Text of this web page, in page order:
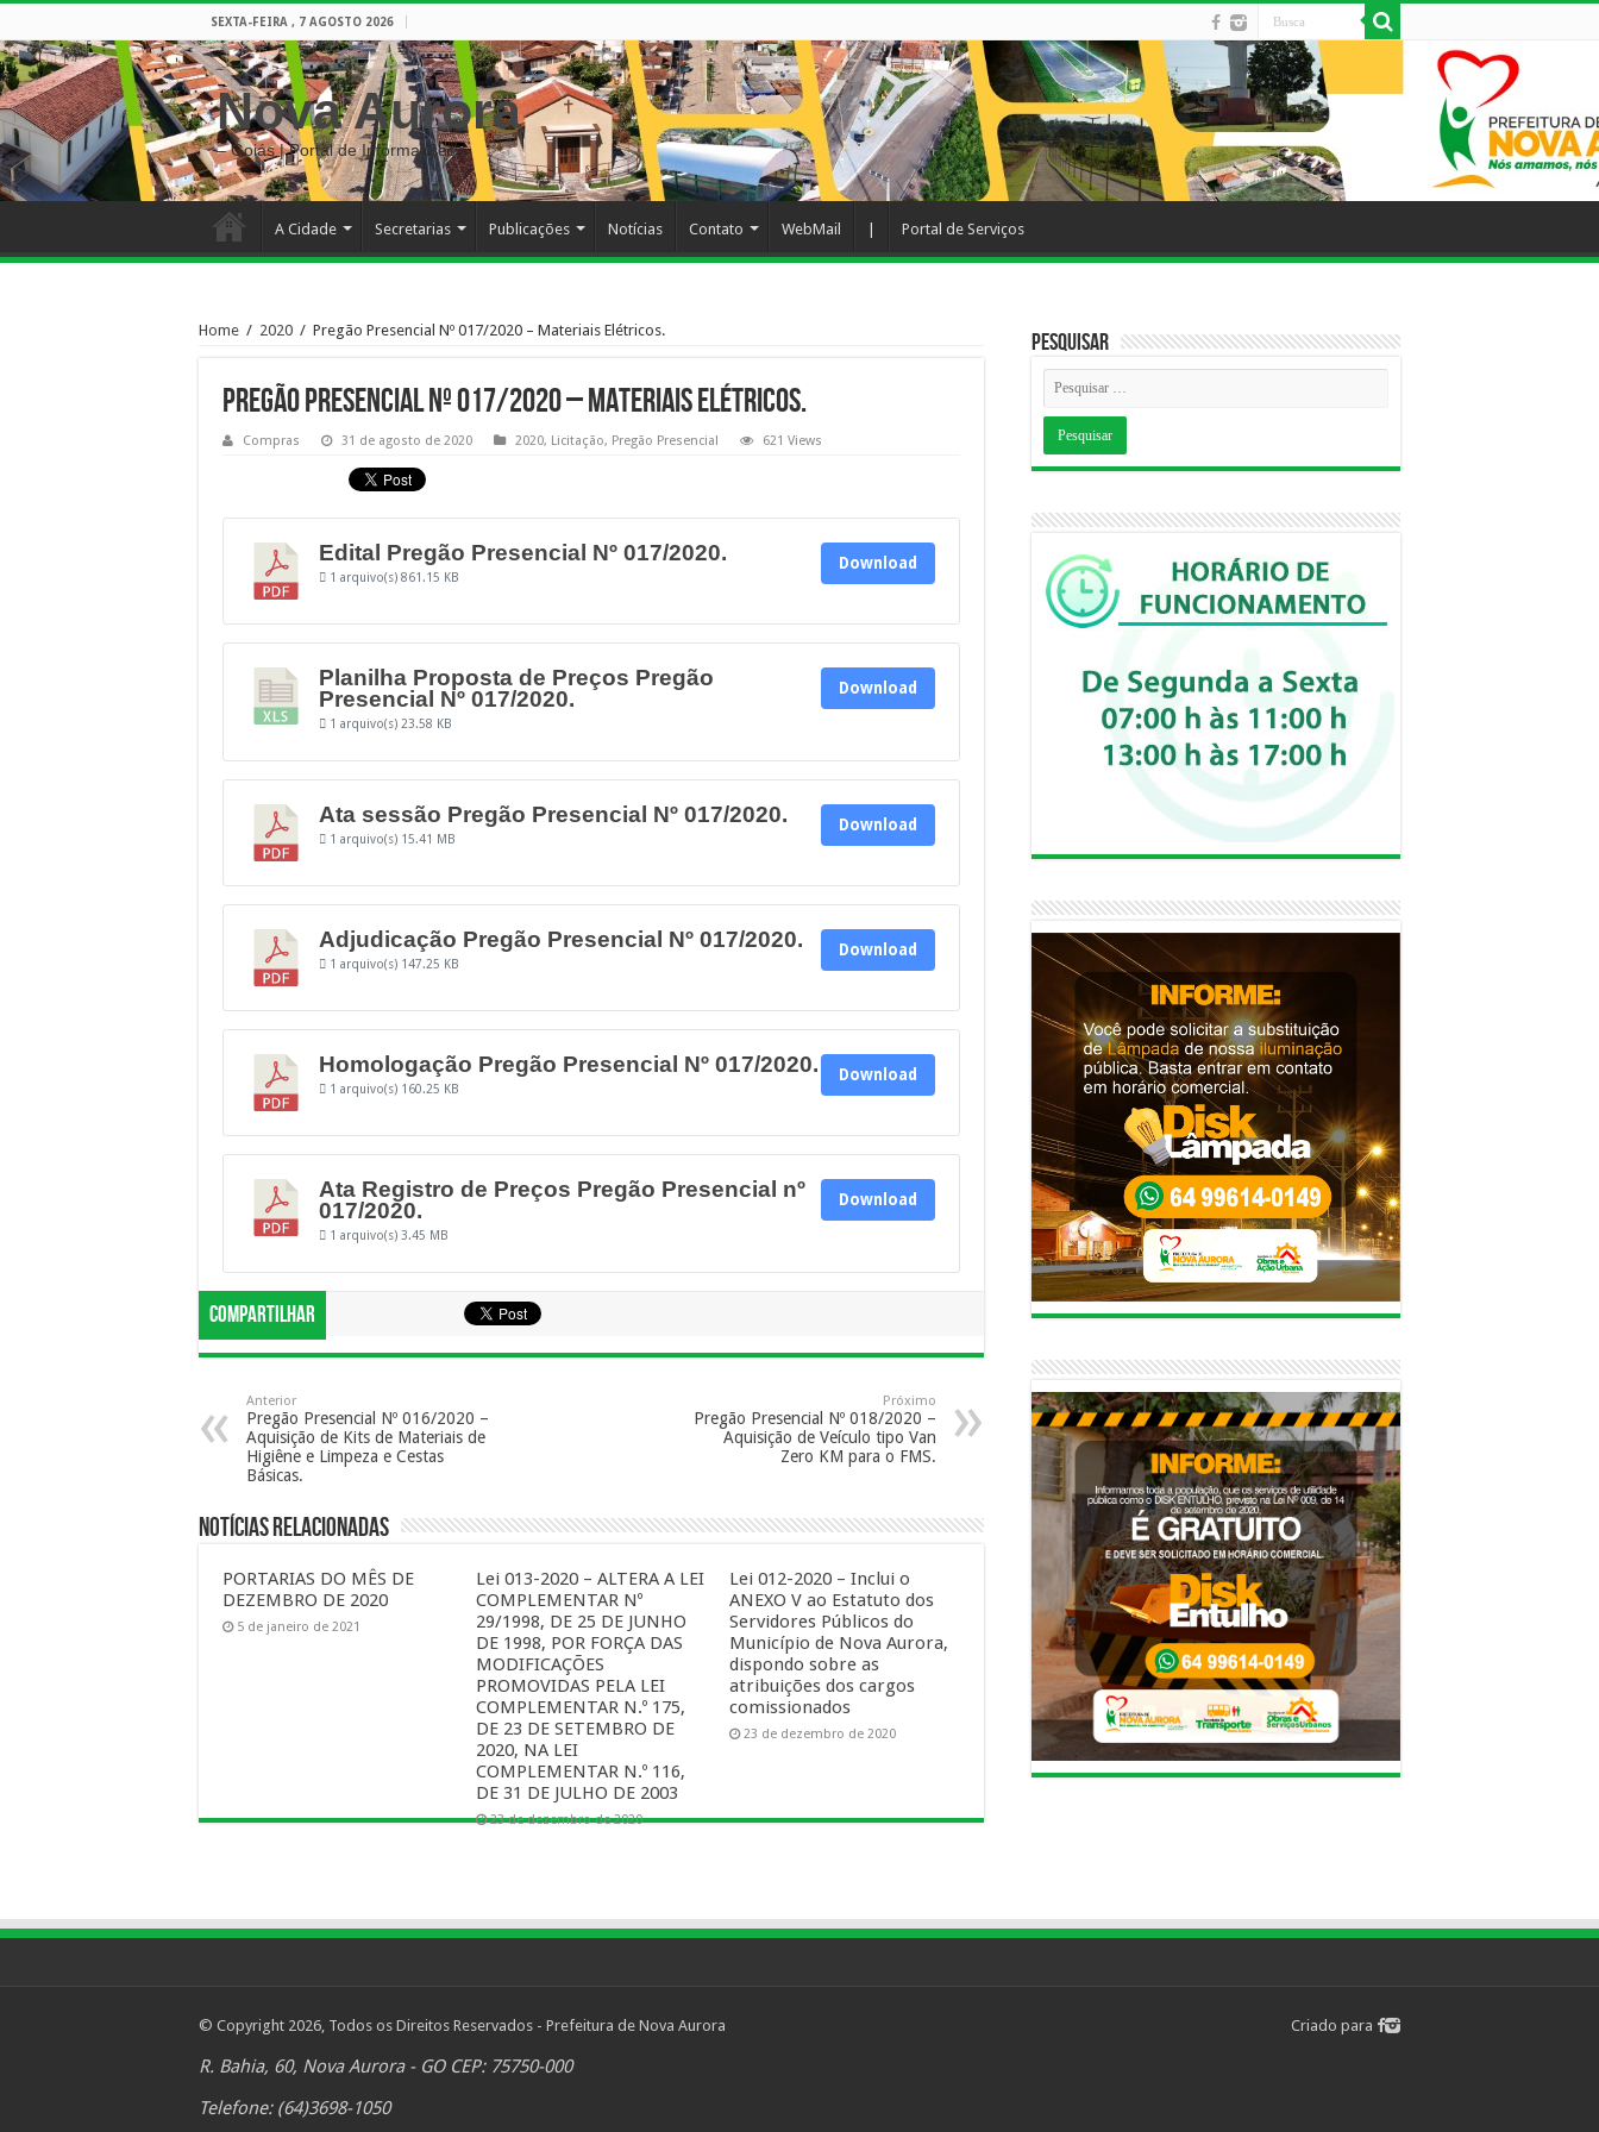
SEXTA-FEIRA , 7 AGOSTO 2026
Nova Aurora
– Goiás | Portal de Informações
A Cidade Secretarias Publicações Notícias Contato WebMail Portal de Serviços
Home / 2020 / Pregão Presencial Nº 017/2020 – Materiais Elétricos.
Pregão Presencial Nº 017/2020 – Materiais Elétricos.
Compras 31 de agosto de 2020 2020, Licitação, Pregão Presencial 621 Views
Edital Pregão Presencial Nº 017/2020.
1 arquivo(s) 861.15 KB
Download
Planilha Proposta de Preços Pregão
Presencial Nº 017/2020.
1 arquivo(s) 23.58 KB
Download
Ata sessão Pregão Presencial Nº 017/2020.
1 arquivo(s) 15.41 MB
Download
Adjudicação Pregão Presencial Nº 017/2020.
1 arquivo(s) 147.25 KB
Download
Homologação Pregão Presencial Nº 017/2020.
1 arquivo(s) 160.25 KB
Download
Ata Registro de Preços Pregão Presencial nº
017/2020.
1 arquivo(s) 3.45 MB
Download
Compartilhar
Anterior
Pregão Presencial Nº 016/2020 –
Aquisição de Kits de Materiais de
Higiêne e Limpeza e Cestas
Básicas.
Próximo
Pregão Presencial Nº 018/2020 –
Aquisição de Veículo tipo Van
Zero KM para o FMS.
Notícias Relacionadas
PORTARIAS DO MÊS DE
DEZEMBRO DE 2020
5 de janeiro de 2021
Lei 013-2020 – ALTERA A LEI
COMPLEMENTAR Nº
29/1998, DE 25 DE JUNHO
DE 1998, POR FORÇA DAS
MODIFICAÇÕES
PROMOVIDAS PELA LEI
COMPLEMENTAR N.º 175,
DE 23 DE SETEMBRO DE
2020, NA LEI
COMPLEMENTAR N.º 116,
DE 31 DE JULHO DE 2003
23 de dezembro de 2020
Lei 012-2020 – Inclui o
ANEXO V ao Estatuto dos
Servidores Públicos do
Município de Nova Aurora,
dispondo sobre as
atribuições dos cargos
comissionados
23 de dezembro de 2020
Pesquisar
Criado para
© Copyright 2026, Todos os Direitos Reservados - Prefeitura de Nova Aurora
R. Bahia, 60, Nova Aurora - GO CEP: 75750-000
Telefone: (64)3698-1050